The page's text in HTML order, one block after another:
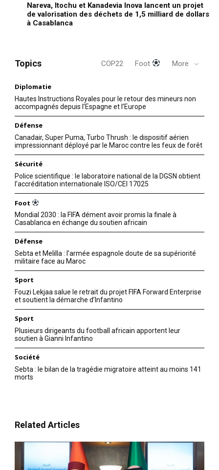
Nareva, Itochu et Kanadevia Inova lancent un projet
de valorisation des déchets de 1,5 milliard de dollars
à Casablanca
Topics COP22 Foot More
Diplomatie
Hautes Instructions Royales pour le retour des mineurs non
accompagnés depuis l’Espagne et l’Europe
Défense
Canadair, Super Puma, Turbo Thrush : le dispositif aérien
impressionnant déployé par le Maroc contre les feux de forêt
Sécurité
Police scientifique : le laboratoire national de la DGSN obtient
l’accréditation internationale ISO/CEI 17025
Foot
Mondial 2030 : la FIFA dément avoir promis la finale à
Casablanca en échange du soutien africain
Défense
Sebta et Melilla : l’armée espagnole doute de sa supériorité
militaire face au Maroc
Sport
Fouzi Lekjaa salue le retrait du projet FIFA Forward Enterprise
et soutient la démarche d’Infantino
Sport
Plusieurs dirigeants du football africain apportent leur
soutien à Gianni Infantino
Société
Sebta : le bilan de la tragédie migratoire atteint au moins 141
morts
Related Articles